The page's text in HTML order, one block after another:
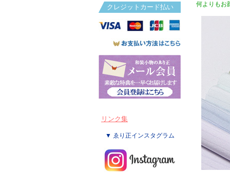
クレジットカード払い
リンク集
▼ ゑり正インスタグラム
何よりもお